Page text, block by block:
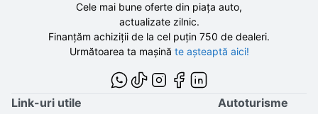
Cele mai bune oferte din piața auto,
actualizate zilnic.
Finanțăm achiziții de la cel puțin 750 de dealeri.
Următoarea ta mașină te așteaptă aici!
Link-uri utile Autoturisme